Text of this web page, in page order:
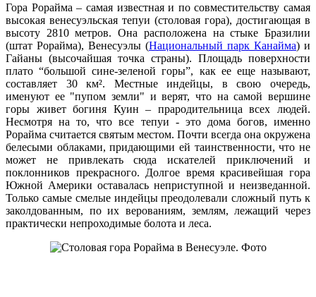
Гора Рорайма – самая известная и по совместительству самая
высокая венесуэльская тепуи (столовая гора), достигающая в
высоту 2810 метров. Она расположена на стыке Бразилии
(штат Рорайма), Венесуэлы (Национальный парк Канайма) и
Гайаны (высочайшая точка страны). Площадь поверхности
плато “большой сине-зеленой горы”, как ее еще называют,
составляет 30 км². Местные индейцы, в свою очередь,
именуют ее "пупом земли" и верят, что на самой вершине
горы живет богиня Куин – прародительница всех людей.
Несмотря на то, что все тепуи - это дома богов, именно
Рорайма считается святым местом. Почти всегда она окружена
белесыми облаками, придающими ей таинственности, что не
может не привлекать сюда искателей приключений и
поклонников прекрасного. Долгое время красивейшая гора
Южной Америки оставалась неприступной и неизведанной.
Только самые смелые индейцы преодолевали сложный путь к
заколдованным, по их верованиям, землям, лежащий через
практически непроходимые болота и леса.